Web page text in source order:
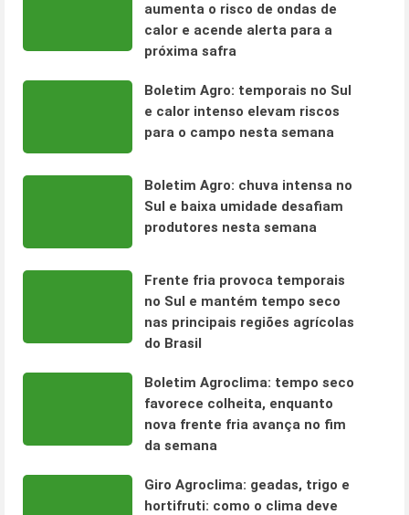
aumenta o risco de ondas de
calor e acende alerta para a
próxima safra
Boletim Agro: temporais no Sul
e calor intenso elevam riscos
para o campo nesta semana
Boletim Agro: chuva intensa no
Sul e baixa umidade desafiam
produtores nesta semana
Frente fria provoca temporais
no Sul e mantém tempo seco
nas principais regiões agrícolas
do Brasil
Boletim Agroclima: tempo seco
favorece colheita, enquanto
nova frente fria avança no fim
da semana
Giro Agroclima: geadas, trigo e
hortifruti: como o clima deve